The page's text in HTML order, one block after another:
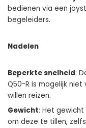
bedienen via een
begeleiders.
Nadelen
Beperkte snelheid:
Q50-R is mogelijk
willen reizen.
Gewicht: Het
om deze te tillen,